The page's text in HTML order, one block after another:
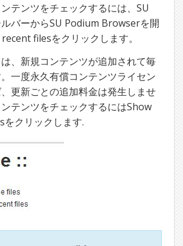
テンツをチェックするには、SU
バーからSU Podium Browserを開
filesをクリックします。
、新規コンテンツが追加されて毎
一度永久有償コンテンツライセン
更新ごとの追加料金は発生しませ
テンツをチェックするにはShow
クリックします.